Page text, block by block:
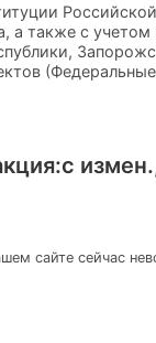
также с учетом
сайте сейчас